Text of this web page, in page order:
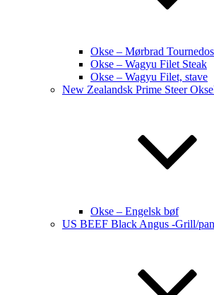
Okse – Mørbrad Tournedos
Okse – Wagyu Filet Steak
Okse – Wagyu Filet, stave
New Zealandsk Prime Steer
Okse – Engelsk bøf
US BEEF Black Angus -Grill/